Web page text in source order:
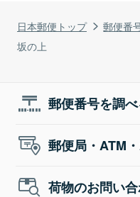
日本郵便トップ 郵便番
坂の上
郵便番号を調
郵便局・ATM
荷物のお問い